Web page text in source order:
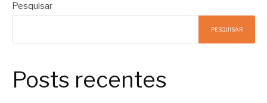
Pesquisar
PESQUISAR
Posts recentes